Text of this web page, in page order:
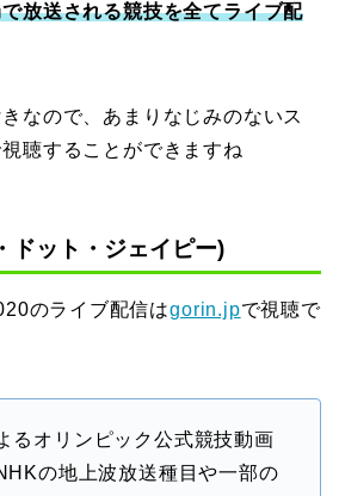
放送される競技を全てライブ配
なので、あまりなじみのないス
聴することができますね
ット・ジェイピー)
のライブ配信はgorin.jpで視聴で
るオリンピック公式競技動画
の地上波放送種目や一部の